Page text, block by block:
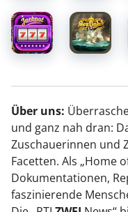
Über uns:
und ganz nah dran:
Zuschauerinnen und
Facetten. Als „Home
Dokumentationen,
faszinierende